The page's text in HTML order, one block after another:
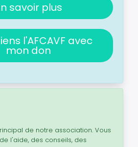
savoir plus
l'AFCAVF avec
mon don
de notre association. Vous
l'aide, des conseils, des